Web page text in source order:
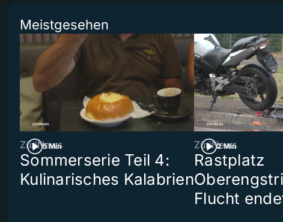
Meistgesehen
5 Min
ZüriNews
Sommerserie Teil 4:
Kulinarisches Kalabrien
2 Min
ZüriNews
Rastplatz
Flucht